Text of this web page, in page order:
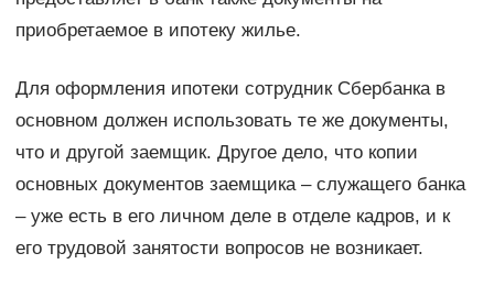
приобретаемое в ипотеку жилье.
Для оформления ипотеки сотрудник Сбербанка в
основном должен использовать те же документы,
что и другой заемщик. Другое дело, что копии
основных документов заемщика – служащего банка
– уже есть в его личном деле в отделе кадров, и к
его трудовой занятости вопросов не возникает.